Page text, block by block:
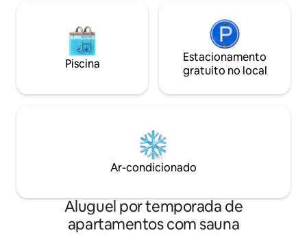
Piscina
Estacionamento
gratuito no local
Ar-condicionado
Aluguel por temporada de
apartamentos com sauna